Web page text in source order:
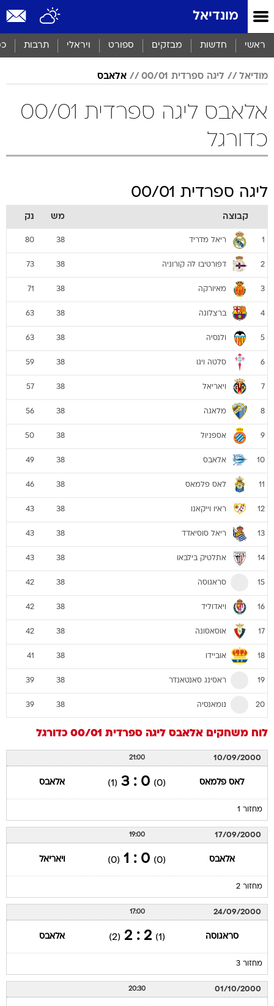
מונדיאל
ראשי חדשות מבזקים ספורט ויראלי תרבות
מודיאל ליגה ספרדית 00/01 אלאבס
אלאבס ליגה ספרדית 00/01
כדורגל
ליגה ספרדית 00/01
קבוצה מש נק
1 ריאל מדריד 38
80
2 דפורטיבו לה קורוניה 38
73
3 מאיורקה 38
71
4 ברצלונה 38
63
5 ולנסיה 38
63
6 סלטה ויגו 38
59
7 ויאריאל 38
57
8 מלאגה 38
56
9 אספניול 38
50
10 אלאבס 38
49
11 לאס פלמאס 38
46
12 ראיו וייקאנו 38
43
13 ריאל סוסיאדד 38
43
14 אתלטיק בילבאו 38
43
15 סראגוסה 38
42
16 ויאדוליד 38
42
17 אוסאסונה 38
42
18 אוביידו 38
41
19 ראסינג סאנטאנדר 38
39
20 נומאנסיה 38
39
לוח משחקים אלאבס ליגה ספרדית 00/01 כדורגל
10/09/2000
21:00
לאס פלמאס (0)
0 : 3
(1) אלאבס
מחזור 1
17/09/2000
19:00
אלאבס (0)
0 : 1
(0) ויאריאל
מחזור 2
24/09/2000
17:00
סראגוסה (1)
2 : 2
(2) אלאבס
מחזור 3
01/10/2000
20:30